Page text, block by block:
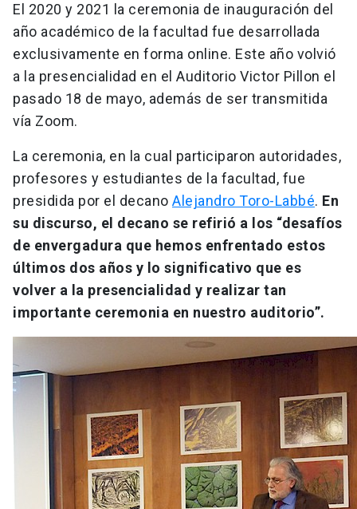
El 2020 y 2021 la ceremonia de inauguración del
año académico de la facultad fue desarrollada
exclusivamente en forma online. Este año volvió
a la presencialidad en el Auditorio Victor Pillon el
pasado 18 de mayo, además de ser transmitida
vía Zoom.
La ceremonia, en la cual participaron autoridades,
profesores y estudiantes de la facultad, fue
presidida por el decano Alejandro Toro-Labbé. En
su discurso, el decano se refirió a los “desafíos
de envergadura que hemos enfrentado estos
últimos dos años y lo significativo que es
volver a la presencialidad y realizar tan
importante ceremonia en nuestro auditorio”.